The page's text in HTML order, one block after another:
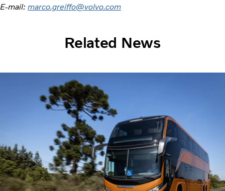
E-mail: marco.greiffo@volvo.com
Related News